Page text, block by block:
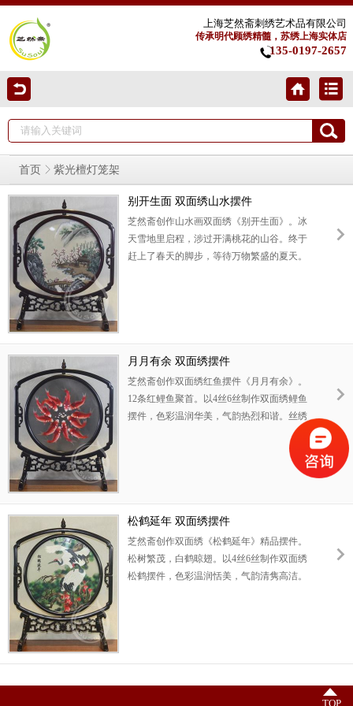
上海芝然斋刺绣艺术品有限公司
传承明代顾绣精髓，苏绣上海实体店
135-0197-2657
首页 紫光檀灯笼架
别开生面 双面绣山水摆件
芝然斋创作山水画双面绣《别开生面》。冰
天雪地里启程，涉过开满桃花的山谷。终于
赶上了春天的脚步，等待万物繁盛的夏天。
面绣可以用作高档商务礼品。
月月有余 双面绣摆件
芝然斋创作双面绣红鱼摆件《月月有余》。
12条红鲤鱼聚首。以4丝6丝制作双面绣鲤鱼
摆件，色彩温润华美，气韵热烈和谐。丝绣
刻画鲤鱼圆润丰满，鳞甲鲜明，动态宛然。
寓意财源广进，富贵有余。此双面绣红鱼摆
件可以用作高档商务礼品，公司开张礼物。
松鹤延年 双面绣摆件
芝然斋创作双面绣《松鹤延年》精品摆件。
松树繁茂，白鹤晾翅。以4丝6丝制作双面绣
松鹤摆件，色彩温润恬美，气韵清隽高洁。
TOP